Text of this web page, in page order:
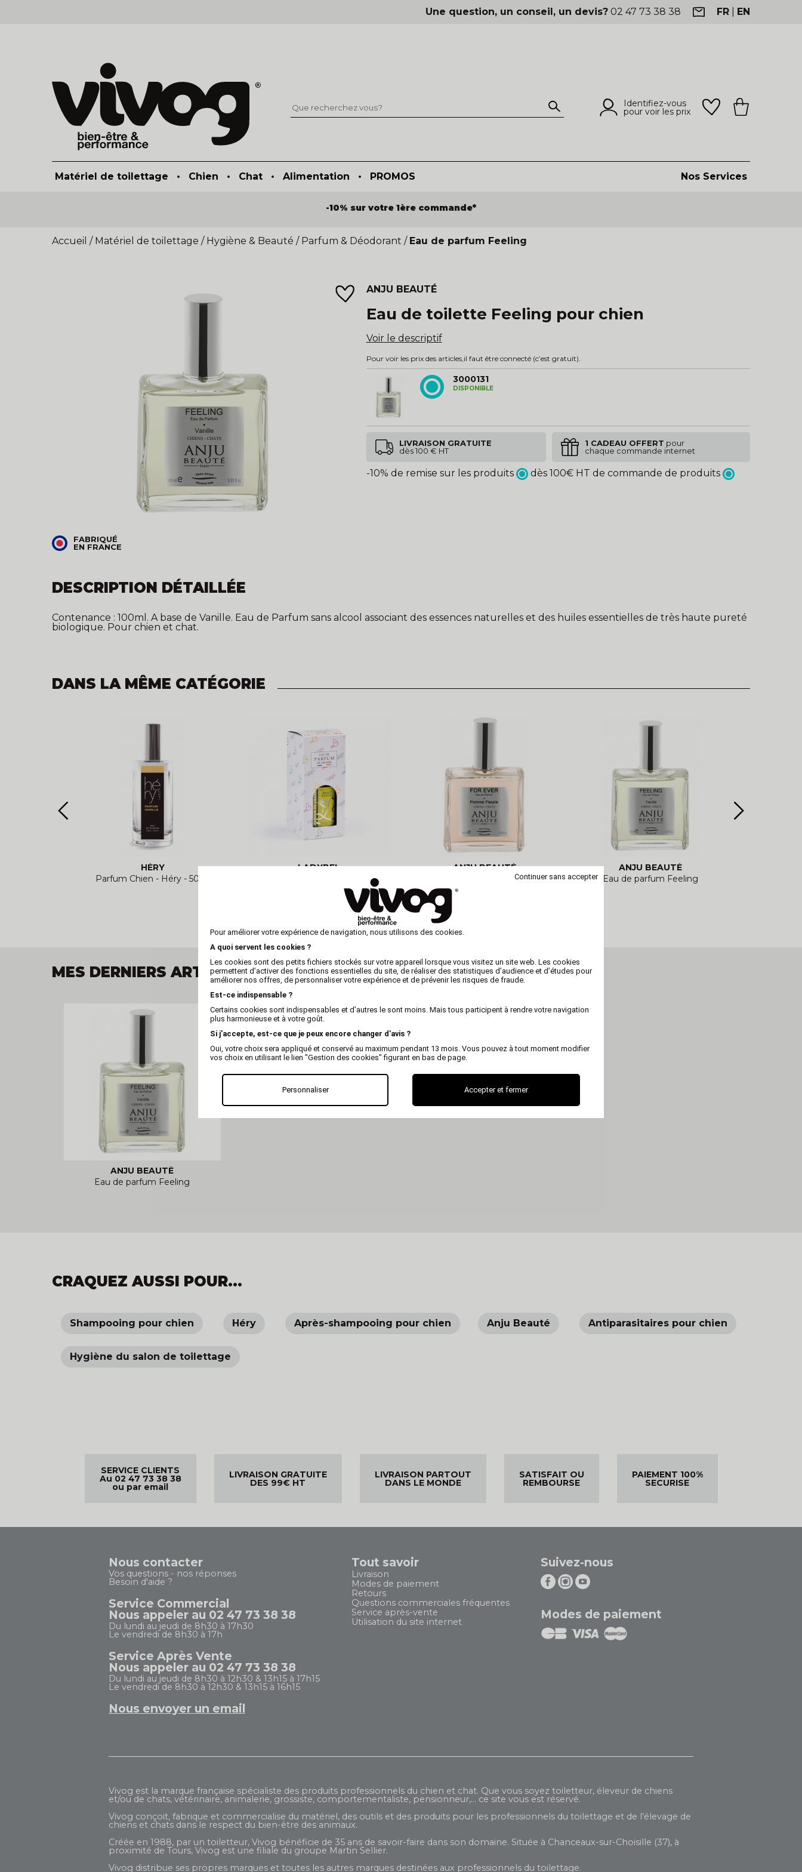
Une question, un conseil, un devis? 02 47 73 38 38 FR EN
Identifiez-vous
pour voir les prix
Matériel de toilettage • Chien • Chat • Alimentation • PROMOS Nos Services
-10% sur votre 1ère commande*
Accueil / Matériel de toilettage / Hygiène & Beauté / Parfum & Déodorant / Eau de parfum Feeling
FABRIQUÉ
EN FRANCE
ANJU BEAUTÉ
Eau de toilette Feeling pour chien
Voir le descriptif
Pour voir les prix des articles,il faut être connecté(c’est gratuit).
3000131
DISPONIBLE
LIVRAISON GRATUITE
dès 100 € HT
1 CADEAU OFFERT pour
chaque commande internet
-10% de remise sur les produits dès 100€ HT de commande de produits
DESCRIPTION DÉTAILLÉE
Contenance : 100ml. A base de Vanille. Eau de Parfum sans alcool associant des essences naturelles et des huiles essentielles de très haute pureté
biologique. Pour chien et chat.
DANS LA MÊME CATÉGORIE
HÉRY
Parfum Chien - Héry - 50ml
LADYBEL
Spray parfum pour chien et chat -
Sweet - Ladybel
ANJU BEAUTÉ
Eau de parfum pour chien et chat
- Anju For Ever
ANJU BEAUTÉ
Eau de parfum Feeling
MES DERNIERS ARTICLES VUS
ANJU BEAUTÉ
Eau de parfum Feeling
CRAQUEZ AUSSI POUR...
Shampooing pour chien Héry Après-shampooing pour chien Anju Beauté Antiparasitaires pour chien
Hygiène du salon de toilettage
SERVICE CLIENTS
Au 02 47 73 38 38
ou par email
LIVRAISON GRATUITE
DES 99€ HT
LIVRAISON PARTOUT
DANS LE MONDE
SATISFAIT OU
REMBOURSE
PAIEMENT 100%
SECURISE
Nous contacter
Vos questions - nos réponses
Besoin d'aide ?
Service Commercial
Nous appeler au 02 47 73 38 38
Du lundi au jeudi de 8h30 à 17h30
Le vendredi de 8h30 à 17h
Service Après Vente
Nous appeler au 02 47 73 38 38
Du lundi au jeudi de 8h30 à 12h30 & 13h15 à 17h15
Le vendredi de 8h30 à 12h30 & 13h15 à 16h15
Nous envoyer un email
Tout savoir
Livraison
Modes de paiement
Retours
Questions commerciales fréquentes
Service après-vente
Utilisation du site internet
Suivez-nous
Modes de paiement
Vivog est la marque française spécialiste des produits professionnels du chien et chat. Que vous soyez toiletteur, éleveur de chiens
et/ou de chats, vétérinaire, animalerie, grossiste, comportementaliste, pensionneur,... ce site vous est réservé.
Vivog conçoit, fabrique et commercialise du matériel, des outils et des produits pour les professionnels du toilettage et de l’élevage de
chiens et chats dans le respect du bien-être des animaux.
Créée en 1988, par un toiletteur, Vivog bénéficie de 35 ans de savoir-faire dans son domaine. Située à Chanceaux-sur-Choisille (37), à
proximité de Tours, Vivog est une filiale du groupe Martin Sellier.
Vivog distribue ses propres marques et toutes les autres marques destinées aux professionnels du toilettage.
Continuer sans accepter
Pour améliorer votre expérience de navigation, nous utilisons des cookies.
A quoi servent les cookies ?
Les cookies sont des petits fichiers stockés sur votre appareil lorsque vous visitez un site web. Les cookies
permettent d’activer des fonctions essentielles du site, de réaliser des statistiques d’audience et d’études pour
améliorer nos offres, de personnaliser votre expérience et de prévenir les risques de fraude.
Est-ce indispensable ?
Certains cookies sont indispensables et d’autres le sont moins. Mais tous participent à rendre votre navigation
plus harmonieuse et à votre goût.
Si j’accepte, est-ce que je peux encore changer d’avis ?
Oui, votre choix sera appliqué et conservé au maximum pendant 13 mois. Vous pouvez à tout moment modifier
vos choix en utilisant le lien "Gestion des cookies" figurant en bas de page.
Personnaliser Accepter et fermer